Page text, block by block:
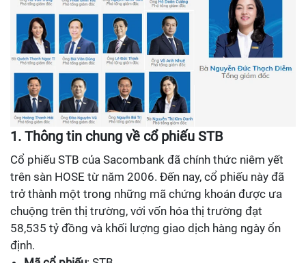
1. Thông tin chung về cổ phiếu STB
Cổ phiếu STB của Sacombank đã chính thức niêm yết
trên sàn HOSE từ năm 2006. Đến nay, cổ phiếu này đã
trở thành một trong những mã chứng khoán được ưa
chuộng trên thị trường, với vốn hóa thị trường đạt
58,535 tỷ đồng và khối lượng giao dịch hàng ngày ổn
định.